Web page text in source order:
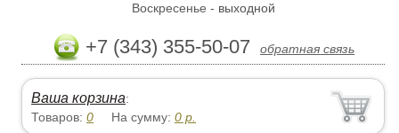
Воскресенье - выходной
+7 (343) 355-50-07 обратная связь
Ваша корзина:
Товаров:0 На сумму:0 р.